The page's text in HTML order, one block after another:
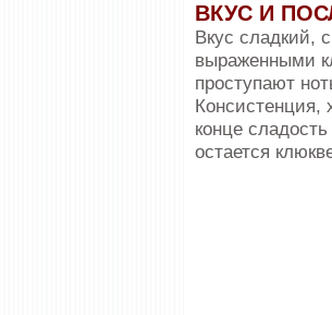
ВКУС И
Вкус сладкий,
выраженными
проступают
Консистенция,
конце
остается